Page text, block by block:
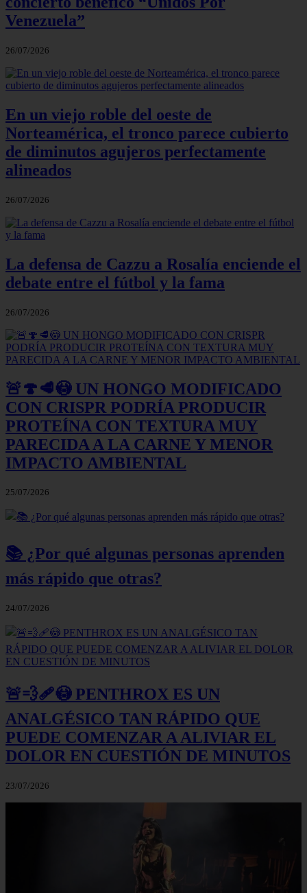
Venezuela”
26/07/2026
En un viejo roble del oeste de
Norteamérica, el tronco parece cubierto
de diminutos agujeros perfectamente
alineados
26/07/2026
La defensa de Cazzu a Rosalía enciende el
debate entre el fútbol y la fama
26/07/2026
🚨🍄🥩😳 UN HONGO MODIFICADO
CON CRISPR PODRÍA PRODUCIR
PROTEÍNA CON TEXTURA MUY
PARECIDA A LA CARNE Y MENOR
IMPACTO AMBIENTAL
25/07/2026
📚 ¿Por qué algunas personas aprenden
más rápido que otras?
24/07/2026
🚨💨🩹😳 PENTHROX ES UN
ANALGÉSICO TAN RÁPIDO QUE
PUEDE COMENZAR A ALIVIAR EL
DOLOR EN CUESTIÓN DE MINUTOS
23/07/2026